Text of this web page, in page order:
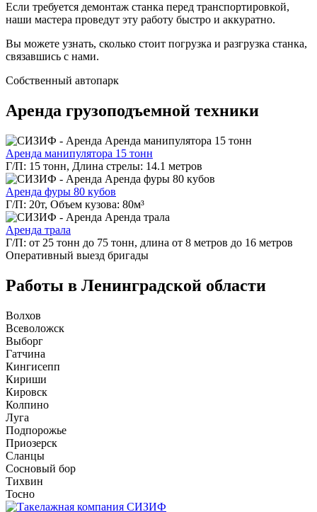
Если требуется демонтаж станка перед транспортировкой,
наши мастера проведут эту работу быстро и аккуратно.
Вы можете узнать, сколько стоит погрузка и разгрузка станка,
связавшись с нами.
Собственный автопарк
Аренда грузоподъемной техники
Аренда манипулятора 15 тонн
Г/П: 15 тонн, Длина стрелы: 14.1 метров
Аренда фуры 80 кубов
Г/П: 20т, Объем кузова: 80м³
Аренда трала
Г/П: от 25 тонн до 75 тонн, длина от 8 метров до 16 метров
Оперативный выезд бригады
Работы в Ленинградской области
Волхов
Всеволожск
Выборг
Гатчина
Кингисепп
Кириши
Кировск
Колпино
Луга
Подпорожье
Приозерск
Сланцы
Сосновый бор
Тихвин
Тосно